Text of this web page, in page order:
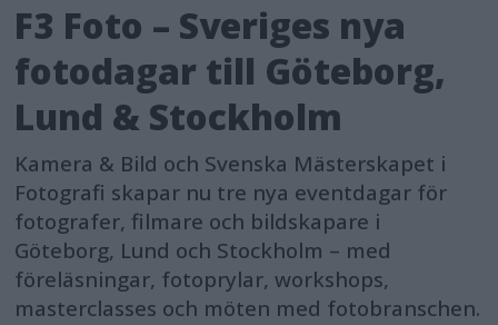
F3 Foto – Sveriges nya
fotodagar till Göteborg,
Lund & Stockholm
Kamera & Bild och Svenska Mästerskapet i
Fotografi skapar nu tre nya eventdagar för
fotografer, filmare och bildskapare i
Göteborg, Lund och Stockholm – med
föreläsningar, fotoprylar, workshops,
masterclasses och möten med fotobranschen.